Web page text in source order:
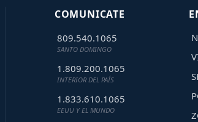
COMUNICATE
809.540.1065
SANTO DOMINGO
1.809.200.1065
INTERIOR DEL PAÍS
1.833.610.1065
EEUU Y EL MUNDO